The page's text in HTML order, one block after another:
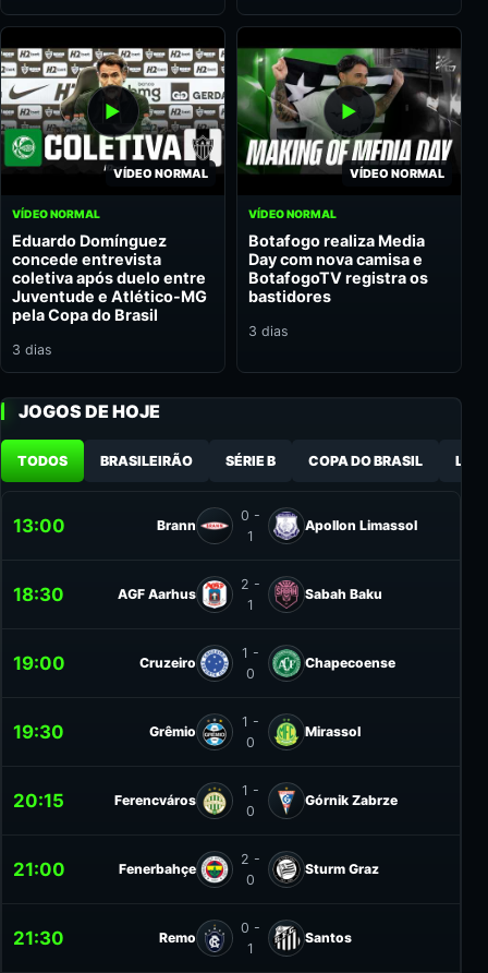
VÍDEO NORMAL
VÍDEO NORMAL
Eduardo Domínguez
concede entrevista
coletiva após duelo entre
Juventude e Atlético-MG
pela Copa do Brasil
3 dias
VÍDEO NORMAL
VÍDEO NORMAL
Botafogo realiza Media
Day com nova camisa e
BotafogoTV registra os
bastidores
3 dias
JOGOS DE HOJE
TODOS BRASILEIRÃO SÉRIE B COPA DO BRASIL
13:00 Brann
0 -
1
Apollon Limassol
18:30 AGF Aarhus
2 -
1
Sabah Baku
19:00 Cruzeiro
1 -
0
Chapecoense
19:30 Grêmio
1 -
0
Mirassol
20:15 Ferencváros
1 -
0
Górnik Zabrze
21:00 Fenerbahçe
2 -
0
Sturm Graz
21:30 Remo
0 -
1
Santos